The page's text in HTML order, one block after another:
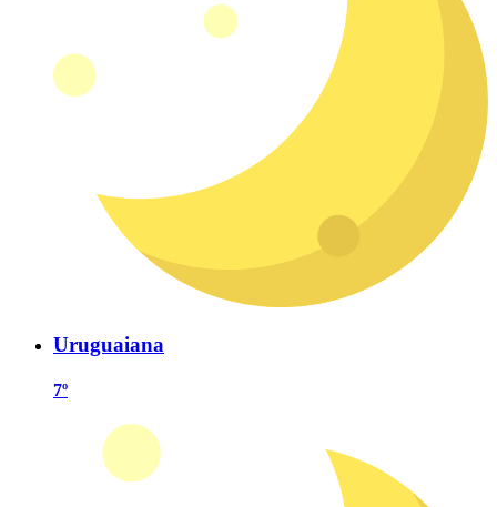
Uruguaiana
7º